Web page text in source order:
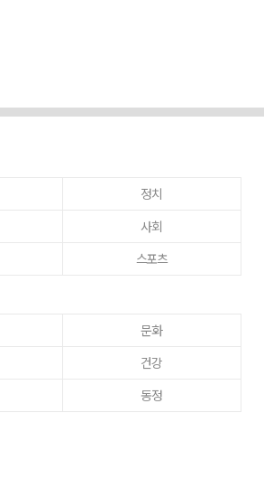
정치
사회
스포츠
문화
건강
동정